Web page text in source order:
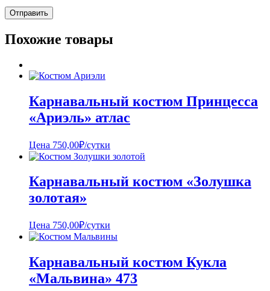
Похожие товары
Карнавальный костюм Принцесса
«Ариэль» атлас
Цена 750,00₽/сутки
Карнавальный костюм «Золушка
золотая»
Цена 750,00₽/сутки
Карнавальный костюм Кукла
«Мальвина» 473